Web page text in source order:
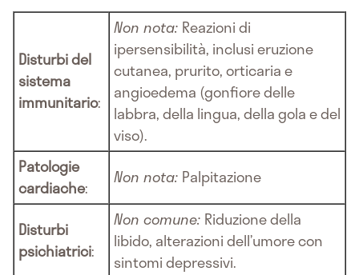
Disturbi del
sistema
immunitario:
Non nota: Reazioni di
ipersensibilità, inclusi eruzione
cutanea, prurito, orticaria e
angioedema (gonfiore delle
labbra, della lingua, della gola e del
viso).
Patologie
cardiache: Non nota: Palpitazione
Disturbi
psichiatrici:
Non comune: Riduzione della
libido, alterazioni dell’umore con
sintomi depressivi.